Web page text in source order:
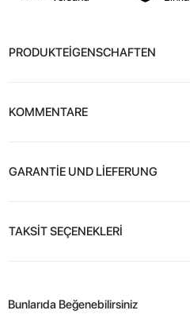
PRODUKTEİGENSCHAFTEN
KOMMENTARE
GARANTİE UND LİEFERUNG
TAKSİT SEÇENEKLERİ
Bunlarıda Beğenebilirsiniz